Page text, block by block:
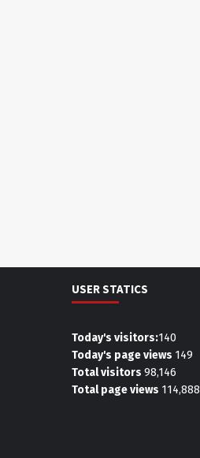
USER STATICS
Today's visitors:140
Today's page views 149
Total visitors 98,146
Total page views 114,888